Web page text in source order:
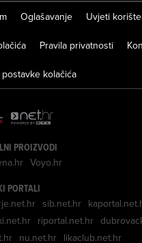
Oglašavanje Uvjeti
Pravila privatnosti
kolačića
PROIZVODI
Voyo.hr
PORTALI
sib.net.hr
riportal.net.hr
nu.net.hr likaclub.net.hr